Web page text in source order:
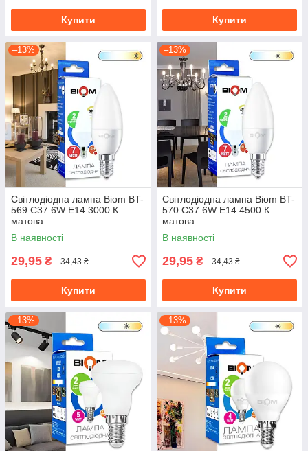
Купити Купити
–13%
Світлодіодна лампа Biom BT-
569 C37 6W E14 3000 К
матова
В наявності
29,95 ₴ 34,43 ₴
Купити
–13%
Світлодіодна лампа Biom BT-
570 C37 6W E14 4500 К
матова
В наявності
29,95 ₴ 34,43 ₴
Купити
–13% –13%